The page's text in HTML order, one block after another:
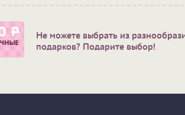
Не можете выбрать из
подарков? Подарите выбор!